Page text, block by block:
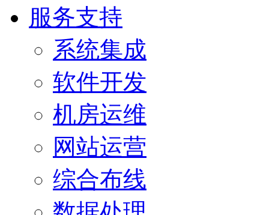
服务支持
系统集成
软件开发
机房运维
网站运营
综合布线